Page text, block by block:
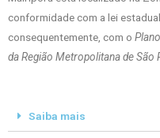
conformidade com a lei
consequentemente, com o
da Região Metropolitana de São
Saiba mais